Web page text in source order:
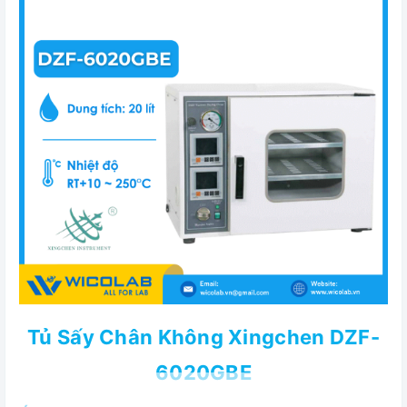
Tủ Sấy Chân Không Xingchen DZF-
6020GBE